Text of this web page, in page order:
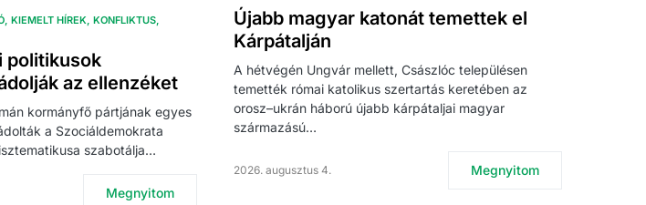
KIEMELT HÍREK KONFLIKTUS
politikusok
az ellenzéket
kormányfő pártjának egyes
a Szociáldemokrata
szabotálja…
Megnyitom
Újabb magyar katonát temettek el
Kárpátalján
A hétvégén Ungvár mellett, Császlóc településen
temették római katolikus szertartás keretében az
orosz–ukrán háború újabb kárpátaljai magyar
származású…
2026. augusztus 4. Megnyitom